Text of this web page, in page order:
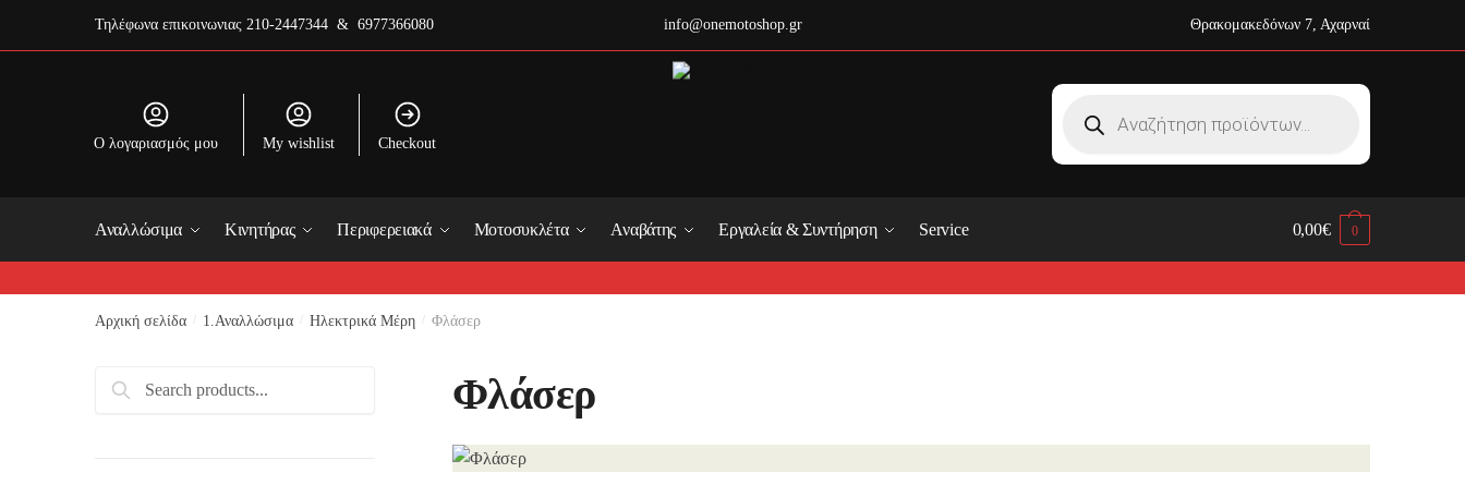
Τηλέφωνα επικοινωνιας 210-2447344 & 6977366080 info@onemotoshop.gr Θρακομακεδόνων 7, Αχαρναί
search
O λογαριασμός μου My wishlist Checkout
Αναλλώσιμα Κινητήρας Περιφερειακά Μοτοσυκλέτα Αναβάτης Εργαλεία & Συντήρηση Service 0,00€ 0
Αρχική σελίδα 1.Αναλλώσιμα Ηλεκτρικά Μέρη Φλάσερ
Φλάσερ
Αναζήτηση